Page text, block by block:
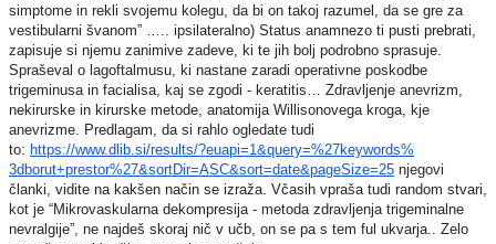
simptome in rekli svojemu kolegu, da bi on takoj razumel, da se gre za
vestibularni švanom” ….. ipsilateralno) Status anamnezo ti pusti prebrati,
zapisuje si njemu zanimive zadeve, ki te jih bolj podrobno sprasuje.
Spraševal o lagoftalmusu, ki nastane zaradi operativne poskodbe
trigeminusa in facialisa, kaj se zgodi - keratitis… Zdravljenje anevrizm,
nekirurske in kirurske metode, anatomija Willisonovega kroga, kje
anevrizme. Predlagam, da si rahlo ogledate tudi
to: https://www.dlib.si/results/?euapi=1&query=%27keywords%
3dborut+prestor%27&sortDir=ASC&sort=date&pageSize=25 njegovi
članki, vidite na kakšen način se izraža. Včasih vpraša tudi random stvari,
kot je “Mikrovaskularna dekompresija - metoda zdravljenja trigeminalne
nevralgije”, ne najdeš skoraj nič v učb, on se pa s tem ful ukvarja.. Zelo